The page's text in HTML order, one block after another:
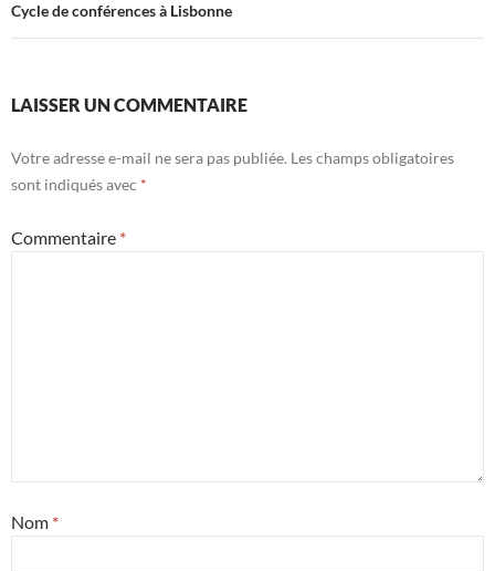
Cycle de conférences à Lisbonne
LAISSER UN COMMENTAIRE
Votre adresse e-mail ne sera pas publiée. Les champs obligatoires
sont indiqués avec *
Commentaire *
Nom *